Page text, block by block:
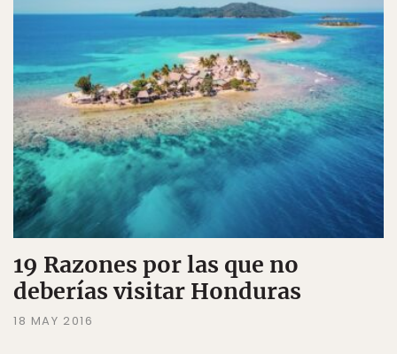
19 Razones por las que no
deberías visitar Honduras
18 MAY 2016